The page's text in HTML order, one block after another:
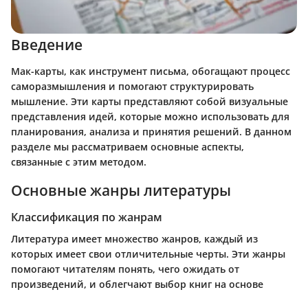
Введение
Мак-карты, как инструмент письма, обогащают процесс
саморазмышления и помогают структурировать
мышление. Эти карты представляют собой визуальные
представления идей, которые можно использовать для
планирования, анализа и принятия решений. В данном
разделе мы рассматриваем основные аспекты,
связанные с этим методом.
Основные жанры литературы
Классификация по жанрам
Литература имеет множество жанров, каждый из
которых имеет свои отличительные черты. Эти жанры
помогают читателям понять, чего ожидать от
произведений, и облегчают выбор книг на основе